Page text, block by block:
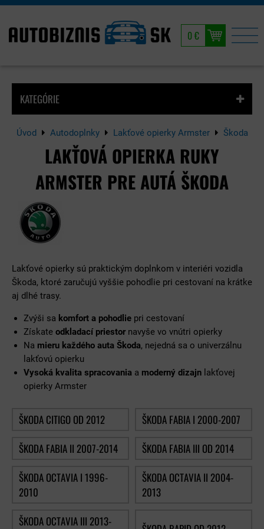
0 €
Úvod Autodoplnky Lakťové opierky Armster Škoda
LAKŤOVÁ OPIERKA RUKY
ARMSTER PRE AUTÁ ŠKODA
KATEGÓRIE
Lakťové opierky sú praktickým doplnkom v interiéri vozidla
Škoda, ktoré zaručujú vyššie pohodlie pri cestovaní na krátke
aj dlhé trasy.
Zvýši sa komfort a pohodlie pri cestovaní
Získate odkladací priestor navyše vo vnútri opierky
Na mieru každého auta Škoda, nejedná sa o univerzálnu
lakťovú opierku
Vysoká kvalita spracovania a moderný dizajn lakťovej
opierky Armster
ŠKODA CITIGO OD 2012
ŠKODA FABIA I 2000-2007
ŠKODA FABIA II 2007-2014
ŠKODA FABIA III OD 2014
ŠKODA OCTAVIA I 1996-
2010
ŠKODA OCTAVIA II 2004-
2013
ŠKODA OCTAVIA III 2013-